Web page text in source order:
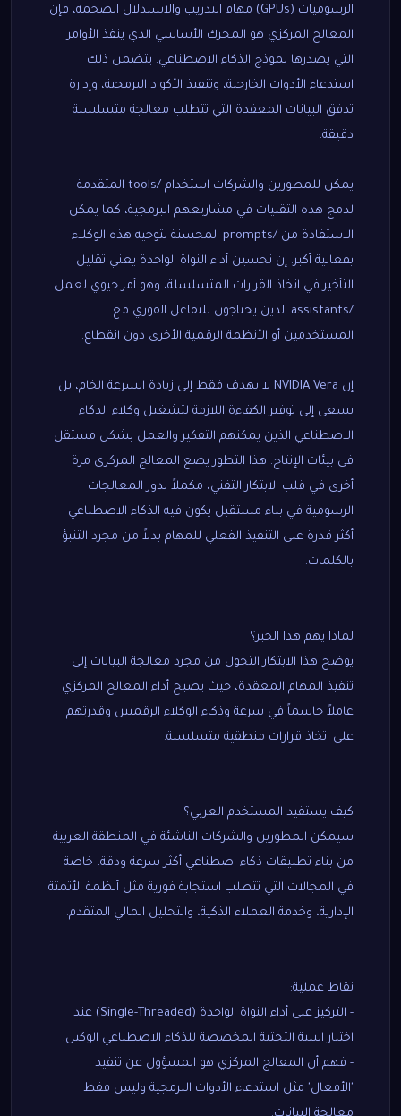
الرسوميات (GPUs) مهام التدريب والاستدلال الضخمة، فإن
المعالج المركزي هو المحرك الأساسي الذي ينفذ الأوامر
التي يصدرها نموذج الذكاء الاصطناعي. يتضمن ذلك
استدعاء الأدوات الخارجية، وتنفيذ الأكواد البرمجية، وإدارة
تدفق البيانات المعقدة التي تتطلب معالجة متسلسلة
دقيقة.
يمكن للمطورين والشركات استخدام /tools المتقدمة
لدمج هذه التقنيات في مشاريعهم البرمجية، كما يمكن
الاستفادة من /prompts المحسنة لتوجيه هذه الوكلاء
بفعالية أكبر. إن تحسين أداء النواة الواحدة يعني تقليل
التأخير في اتخاذ القرارات المتسلسلة، وهو أمر حيوي لعمل
/assistants الذين يحتاجون للتفاعل الفوري مع
المستخدمين أو الأنظمة الرقمية الأخرى دون انقطاع.
إن NVIDIA Vera لا يهدف فقط إلى زيادة السرعة الخام، بل
يسعى إلى توفير الكفاءة اللازمة لتشغيل وكلاء الذكاء
الاصطناعي الذين يمكنهم التفكير والعمل بشكل مستقل
في بيئات الإنتاج. هذا التطور يضع المعالج المركزي مرة
أخرى في قلب الابتكار التقني، مكملاً لدور المعالجات
الرسومية في بناء مستقبل يكون فيه الذكاء الاصطناعي
أكثر قدرة على التنفيذ الفعلي للمهام بدلاً من مجرد التنبؤ
بالكلمات.
لماذا يهم هذا الخبر؟
يوضح هذا الابتكار التحول من مجرد معالجة البيانات إلى
تنفيذ المهام المعقدة، حيث يصبح أداء المعالج المركزي
عاملاً حاسماً في سرعة وذكاء الوكلاء الرقميين وقدرتهم
على اتخاذ قرارات منطقية متسلسلة.
كيف يستفيد المستخدم العربي؟
سيمكن المطورين والشركات الناشئة في المنطقة العربية
من بناء تطبيقات ذكاء اصطناعي أكثر سرعة ودقة، خاصة
في المجالات التي تتطلب استجابة فورية مثل أنظمة الأتمتة
الإدارية، وخدمة العملاء الذكية، والتحليل المالي المتقدم.
نقاط عملية:
- التركيز على أداء النواة الواحدة (Single-Threaded) عند
اختيار البنية التحتية المخصصة للذكاء الاصطناعي الوكيل.
- فهم أن المعالج المركزي هو المسؤول عن تنفيذ
'الأفعال' مثل استدعاء الأدوات البرمجية وليس فقط
معالجة البيانات.